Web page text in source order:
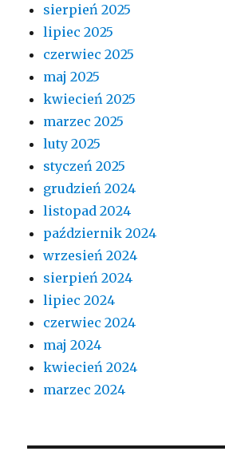
sierpień 2025
lipiec 2025
czerwiec 2025
maj 2025
kwiecień 2025
marzec 2025
luty 2025
styczeń 2025
grudzień 2024
listopad 2024
październik 2024
wrzesień 2024
sierpień 2024
lipiec 2024
czerwiec 2024
maj 2024
kwiecień 2024
marzec 2024